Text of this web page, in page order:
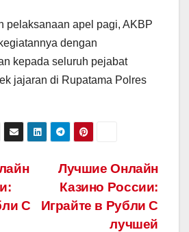
pelaksanaan apel pagi, AKBP
dengan
kepada seluruh pejabat
jajaran di Rupatama Polres
Лучшие Онлайн
Казино России:
Играйте в Рубли С
лучшей
С